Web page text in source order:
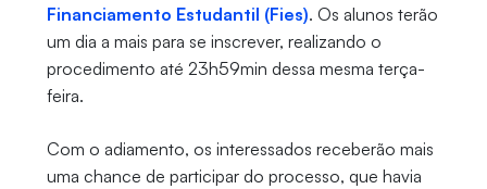
Financiamento Estudantil (Fies). Os alunos terão
um dia a mais para se inscrever, realizando o
procedimento até 23h59min dessa mesma terça-
feira.
Com o adiamento, os interessados receberão mais
uma chance de participar do processo, que havia